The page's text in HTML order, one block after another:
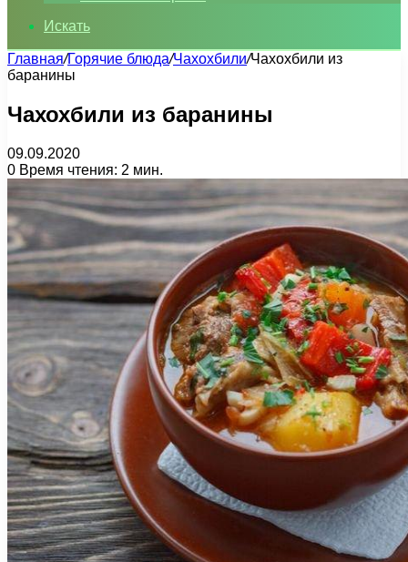
Искать
Главная/Горячие блюда/Чахохбили/Чахохбили из
баранины
Чахохбили из баранины
09.09.2020
0 Время чтения: 2 мин.